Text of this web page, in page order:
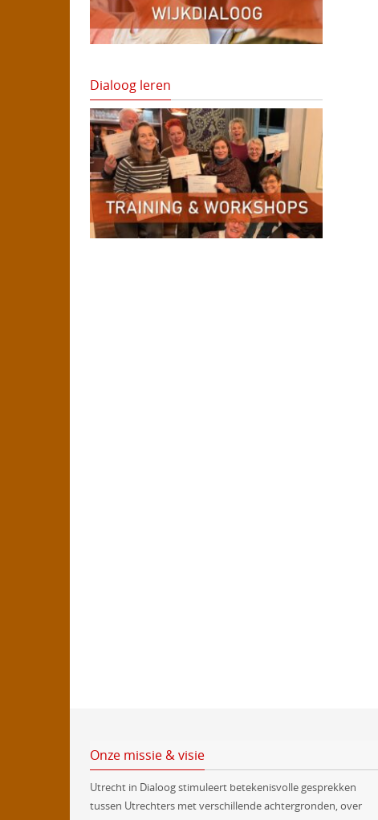
Dialoog leren
Onze missie & visie
Utrecht in Dialoog stimuleert betekenisvolle gesprekken
tussen Utrechters met verschillende achtergronden, over